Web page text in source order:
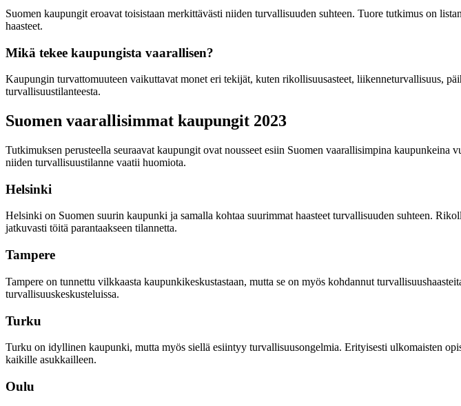
Suomen kaupungit eroavat toisistaan merkittävästi niiden turvallisuuden suhteen. Tuore tutkimus on
haasteet.
Mikä tekee kaupungista vaarallisen?
Kaupungin turvattomuuteen vaikuttavat monet eri tekijät, kuten rikollisuusasteet, liikenneturvallisuus,
turvallisuustilanteesta.
Suomen vaarallisimmat kaupungit 2023
Tutkimuksen perusteella seuraavat kaupungit ovat nousseet esiin Suomen vaarallisimpina
niiden turvallisuustilanne vaatii huomiota.
Helsinki
Helsinki on Suomen suurin kaupunki ja samalla kohtaa suurimmat haasteet turvallisuuden suhteen.
jatkuvasti töitä parantaakseen tilannetta.
Tampere
Tampere on tunnettu vilkkaasta kaupunkikeskustastaan, mutta se on myös kohdannut
turvallisuuskeskusteluissa.
Turku
Turku on idyllinen kaupunki, mutta myös siellä esiintyy turvallisuusongelmia. Erityisesti ulkomaisten
kaikille asukkailleen.
Oulu